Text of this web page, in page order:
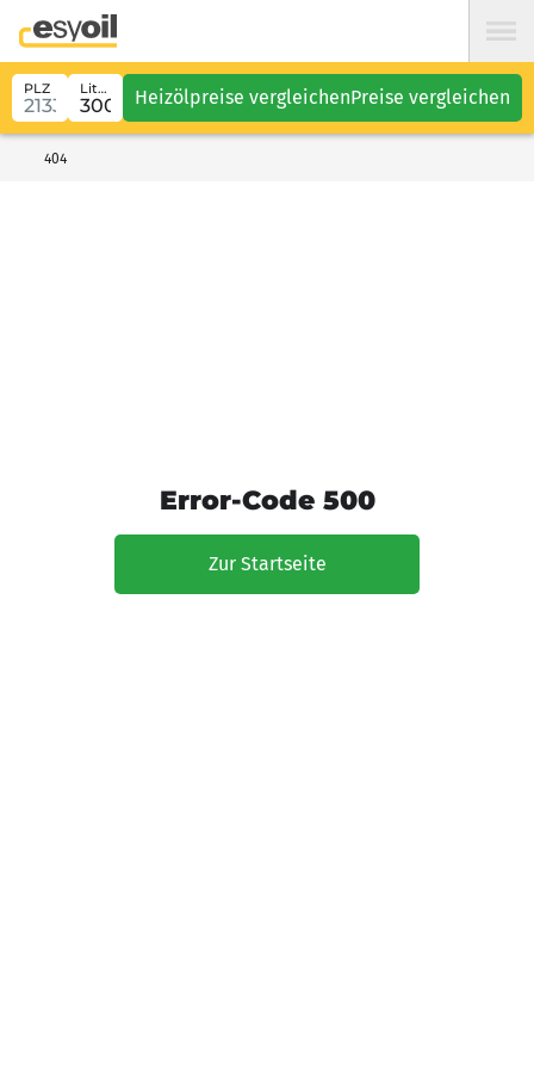
PLZ Liter Heizölpreise vergleichenPreise vergleichen
404
Error-Code 500
Zur Startseite